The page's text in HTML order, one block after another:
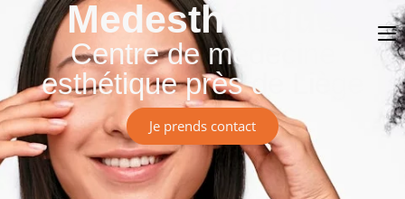
Medesthétique
Centre de médecine
esthétique près de Liège
Je prends contact